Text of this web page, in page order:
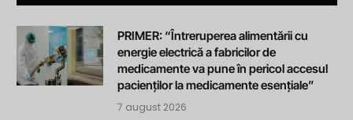
PRIMER: “Întreruperea alimentării cu
energie electrică a fabricilor de
medicamente va pune în pericol accesul
pacienților la medicamente esențiale”
7 august 2026